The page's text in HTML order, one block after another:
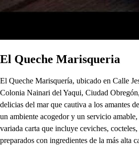
El Queche Marisqueria
El Queche Marisquería, ubicado en Calle
Colonia Nainari del Yaqui, Ciudad
delicias del mar que cautiva a los amantes
un ambiente acogedor y un servicio amable,
variada carta que incluye ceviches,
preparados con ingredientes de la más alta